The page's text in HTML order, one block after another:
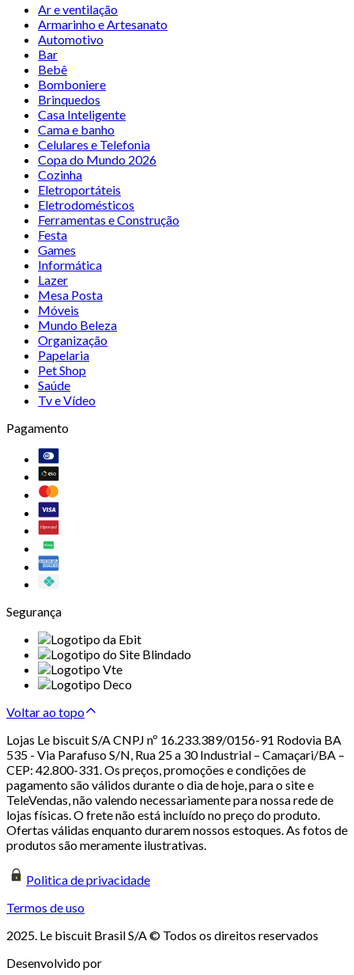
Ar e ventilação
Armarinho e Artesanato
Automotivo
Bar
Bebê
Bomboniere
Brinquedos
Casa Inteligente
Cama e banho
Celulares e Telefonia
Copa do Mundo 2026
Cozinha
Eletroportáteis
Eletrodomésticos
Ferramentas e Construção
Festa
Games
Informática
Lazer
Mesa Posta
Móveis
Mundo Beleza
Organização
Papelaria
Pet Shop
Saúde
Tv e Vídeo
Pagamento
Segurança
Voltar ao topo
Lojas Le biscuit S/A CNPJ nº 16.233.389/0156-91 Rodovia BA
535 - Via Parafuso S/N, Rua 25 a 30 Industrial – Camaçari/BA –
CEP: 42.800-331. Os preços, promoções e condições de
pagamento são válidos durante o dia de hoje, para o site e
TeleVendas, não valendo necessariamente para nossa rede de
lojas físicas. O frete não está incluído no preço do produto.
Ofertas válidas enquanto durarem nossos estoques. As fotos de
produtos são meramente ilustrativas.
Politica de privacidade
Termos de uso
2025. Le biscuit Brasil S/A © Todos os direitos reservados
Desenvolvido por